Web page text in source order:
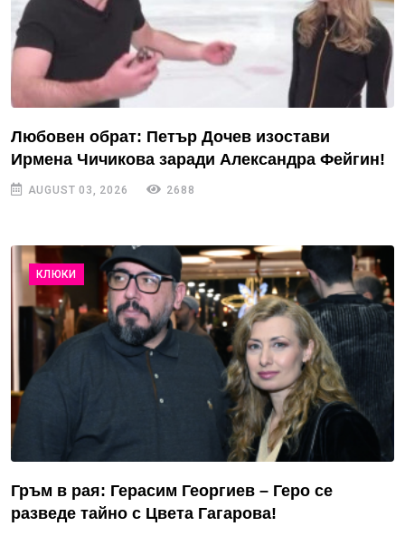
Любовен обрат: Петър Дочев изостави
Ирмена Чичикова заради Александра Фейгин!
AUGUST 03, 2026 2688
КЛЮКИ
Гръм в рая: Герасим Георгиев – Геро се
разведе тайно с Цвета Гагарова!